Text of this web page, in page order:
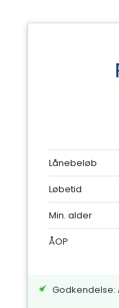
Lånebeløb
Løbetid
Min. alder
ÅOP